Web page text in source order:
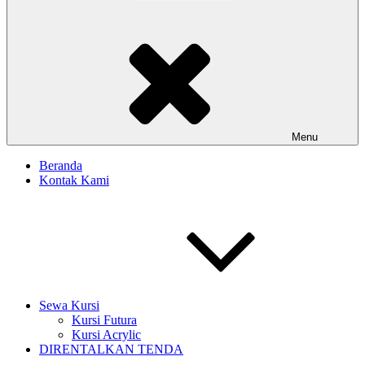
Menu
Beranda
Kontak Kami
Sewa Kursi
Kursi Futura
Kursi Acrylic
DIRENTALKAN TENDA